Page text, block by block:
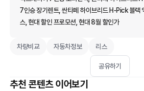
7인승 장기렌트, 싼타페 하이브리드 H-Pick 블랙
스, 현대 할인 프로모션, 현대 8월 할인가
차량비교 자동차정보 리스
공유하기
추천 콘텐츠 이어보기